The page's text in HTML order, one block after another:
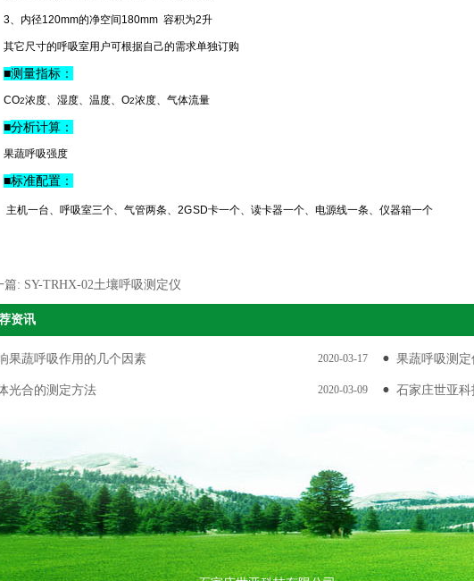
3、内径120mm的净空间180mm 容积为2升
其它尺寸的呼吸室用户可根据自己的需求单独订购
■测量指标：
CO2浓度、湿度、温度、O2浓度、气体流量
■分析计算：
果蔬呼吸强度
■标准配置：
主机一台、呼吸室三个、气管两条、2G SD卡一个、读卡器一个、电源线一条、仪器箱一个
篇: SY-TRHX-02土壤呼吸测定仪
资讯
2020-03-17
果蔬呼吸作用的几个因素 果蔬呼吸测定
2020-03-09
光合的测定方法 石家庄世亚科